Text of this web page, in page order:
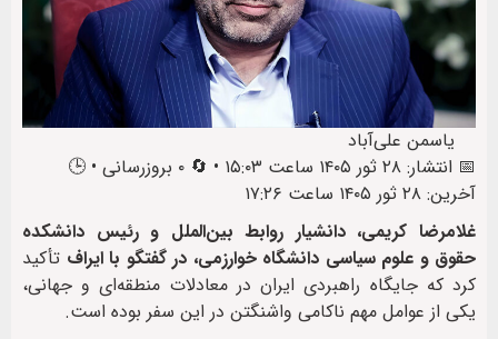
یاسمن علی‌آباد
📅 انتشار: ۲۸ ثور ۱۴۰۵ ساعت ۱۵:۰۳ • 🔄 ۰ بروزرسانی • 🕒
آخرین: ۲۸ ثور ۱۴۰۵ ساعت ۱۷:۲۶
غلامرضا کریمی، دانشیار روابط بین‌الملل و رئیس دانشکده
حقوق و علوم سیاسی دانشگاه خوارزمی، در گفتگو با ایراف تأکید
کرد که جایگاه راهبردی ایران در معادلات منطقه‌ای و جهانی،
یکی از عوامل مهم ناکامی واشنگتن در این سفر بوده است.